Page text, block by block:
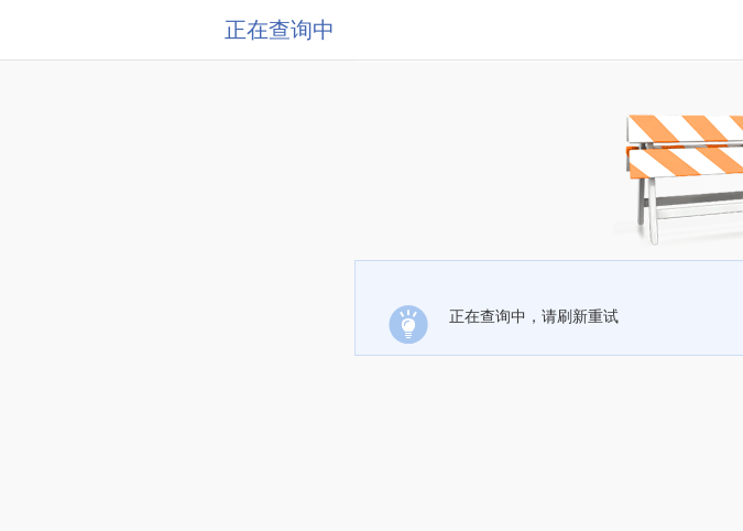
正在查询中
正在查询中，请刷新重试